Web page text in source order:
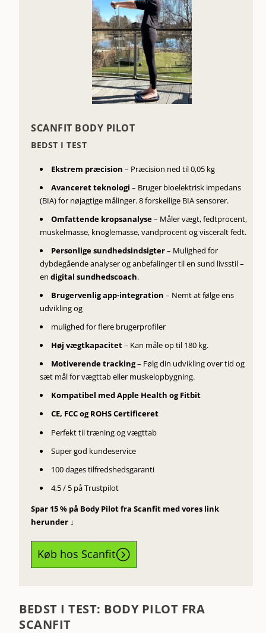
SCANFIT BODY PILOT
BEDST I TEST
Ekstrem præcision – Præcision ned til 0,05 kg
Avanceret teknologi – Bruger bioelektrisk impedans
(BIA) for nøjagtige målinger. 8 forskellige BIA sensorer.
Omfattende kropsanalyse– Måler vægt, fedtprocent,
muskelmasse, knoglemasse, vandprocent og visceralt fedt.
Personlige sundhedsindsigter– Mulighed for
dybdegående analyser og anbefalinger til en sund livsstil –
endigital sundhedscoach.
Brugervenlig app-integration – Nemt at følge ens
udvikling og
mulighed for flere brugerprofiler
Høj vægtkapacitet– Kan måle op til 180 kg.
Motiverende tracking– Følg din udvikling over tid og
sæt mål for vægttab eller muskelopbygning.
Kompatibel med Apple Health og Fitbit
CE, FCC og ROHS Certificeret
Perfekt til træning og vægttab
Super god kundeservice
100 dages tilfredshedsgaranti
4,5 / 5 på Trustpilot
Spar 15 % på Body Pilot fra Scanfit med vores link
herunder ↓
Køb hos Scanfit=
BEDST I TEST: BODY PILOT FRA
SCANFIT